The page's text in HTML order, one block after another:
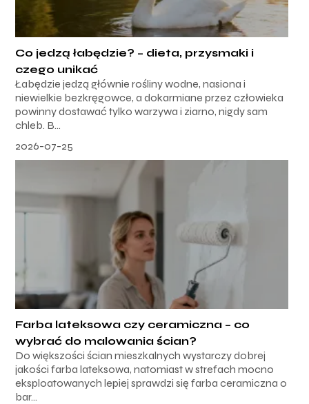
Co jedzą łabędzie? – dieta, przysmaki i
czego unikać
Łabędzie jedzą głównie rośliny wodne, nasiona i
niewielkie bezkręgowce, a dokarmiane przez człowieka
powinny dostawać tylko warzywa i ziarno, nigdy sam
chleb. B...
2026-07-25
Farba lateksowa czy ceramiczna – co
wybrać do malowania ścian?
Do większości ścian mieszkalnych wystarczy dobrej
jakości farba lateksowa, natomiast w strefach mocno
eksploatowanych lepiej sprawdzi się farba ceramiczna o
bar...